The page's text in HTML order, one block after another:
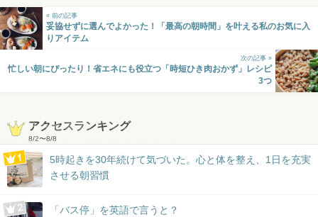
« 前の記事
妥協せずに選んでよかった！「最高の朝時間」を叶える私のお気に入
りアイテム
次の記事 »
忙しい朝にぴったり！省エネにも役立つ「時短ひき肉おかず」レシピ
3つ
アクセスランキング
8/2〜8/8
5時起きを30年続けて気づいた。心と体を整え、1日を充実
させる朝習慣
「バス停」を英語で言うと？